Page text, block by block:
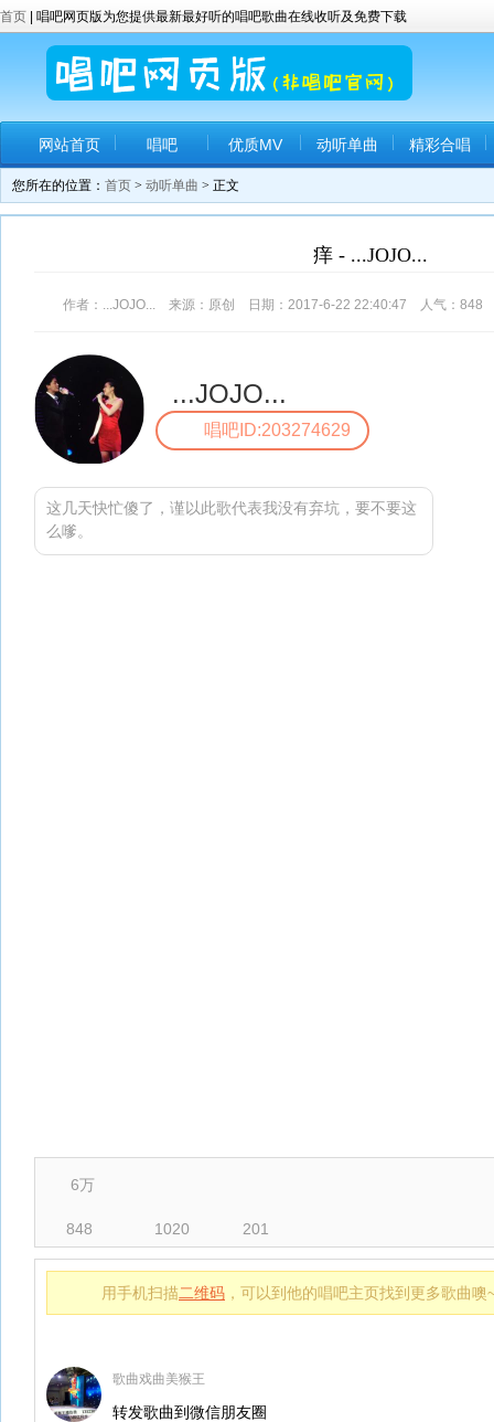
首页 | 唱吧网页版为您提供最新最好听的唱吧歌曲在线收听及免费下载
网站首页 唱吧 优质MV 动听单曲 精彩合唱
您所在的位置： 首页 > 动听单曲 > 正文
痒 - ...JOJO...
作者：...JOJO... 来源：原创 日期：2017-6-22 22:40:47 人气： 848
...JOJO...
唱吧ID:203274629
这几天快忙傻了，谨以此歌代表我没有弃坑，要不要这
么嗲。
6万
848 1020 201
用手机扫描二维码 ，可以到他的唱吧主页找到更多歌曲噢
歌曲戏曲美猴王
转发歌曲到微信朋友圈